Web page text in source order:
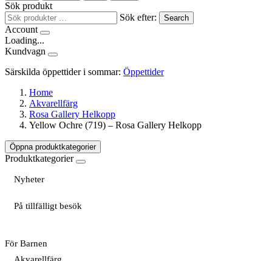
Sök produkt
Sök efter:
Search
Account
Loading...
Kundvagn
Särskilda öppettider i sommar: Öppettider
Home
Akvarellfärg
Rosa Gallery Helkopp
Yellow Ochre (719) – Rosa Gallery Helkopp
Öppna produktkategorier
Produktkategorier
Nyheter
På tillfälligt besök
För Barnen